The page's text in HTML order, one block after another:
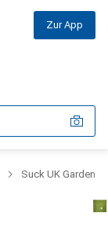
Zur App
Suck UK Garden